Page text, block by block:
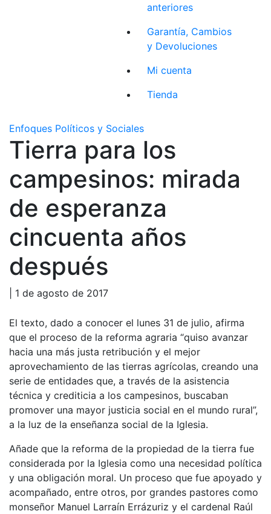
anteriores
Garantía, Cambios
y Devoluciones
Mi cuenta
Tienda
Enfoques Políticos y Sociales
Tierra para los
campesinos: mirada
de esperanza
cincuenta años
después
| 1 de agosto de 2017
El texto, dado a conocer el lunes 31 de julio, afirma
que el proceso de la reforma agraria “quiso avanzar
hacia una más justa retribución y el mejor
aprovechamiento de las tierras agrícolas, creando una
serie de entidades que, a través de la asistencia
técnica y crediticia a los campesinos, buscaban
promover una mayor justicia social en el mundo rural”,
a la luz de la enseñanza social de la Iglesia.
Añade que la reforma de la propiedad de la tierra fue
considerada por la Iglesia como una necesidad política
y una obligación moral. Un proceso que fue apoyado y
acompañado, entre otros, por grandes pastores como
monseñor Manuel Larraín Errázuriz y el cardenal Raúl